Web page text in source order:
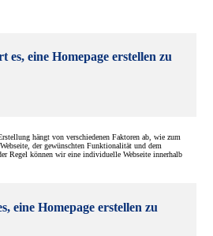
es, eine Homepage erstellen zu
hängt von verschiedenen Faktoren ab, wie zum
der gewünschten Funktionalität und dem
Regel können wir eine individuelle Webseite innerhalb
eine Homepage erstellen zu